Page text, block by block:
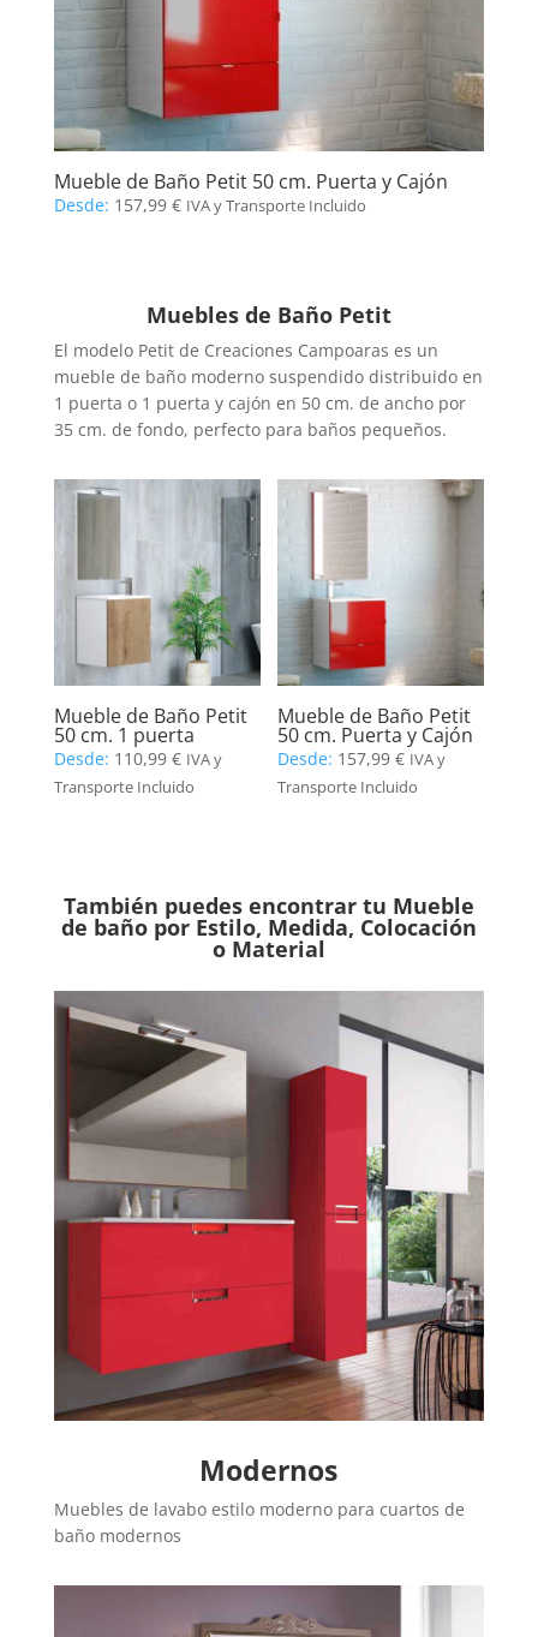
Mueble de Baño Petit 50 cm. Puerta y Cajón
Desde: 157,99 € IVA y Transporte Incluido
Muebles de Baño Petit
El modelo Petit de Creaciones Campoaras es un
mueble de baño moderno suspendido distribuido en
1 puerta o 1 puerta y cajón en 50 cm. de ancho por
35 cm. de fondo, perfecto para baños pequeños.
Mueble de Baño Petit
50 cm. 1 puerta
Desde: 110,99 € IVA y
Transporte Incluido
Mueble de Baño Petit
50 cm. Puerta y Cajón
Desde: 157,99€ IVA y
Transporte Incluido
También puedes encontrar tu Mueble
de baño por Estilo, Medida, Colocación
o Material
Modernos
Muebles de lavabo estilo moderno para cuartos de
baño modernos